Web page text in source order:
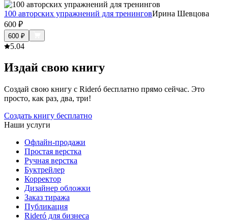
100 авторских упражнений для тренинговИрина Шевцова
600 ₽
600 ₽
5.04
Издай свою книгу
Создай свою книгу с Rideró бесплатно прямо сейчас. Это
просто, как раз, два, три!
Создать книгу бесплатно
Наши услуги
Офлайн-продажи
Простая верстка
Ручная верстка
Буктрейлер
Корректор
Дизайнер обложки
Заказ тиража
Публикация
Rideró для бизнеса